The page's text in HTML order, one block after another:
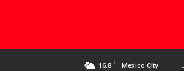
16.8 C Mexico City